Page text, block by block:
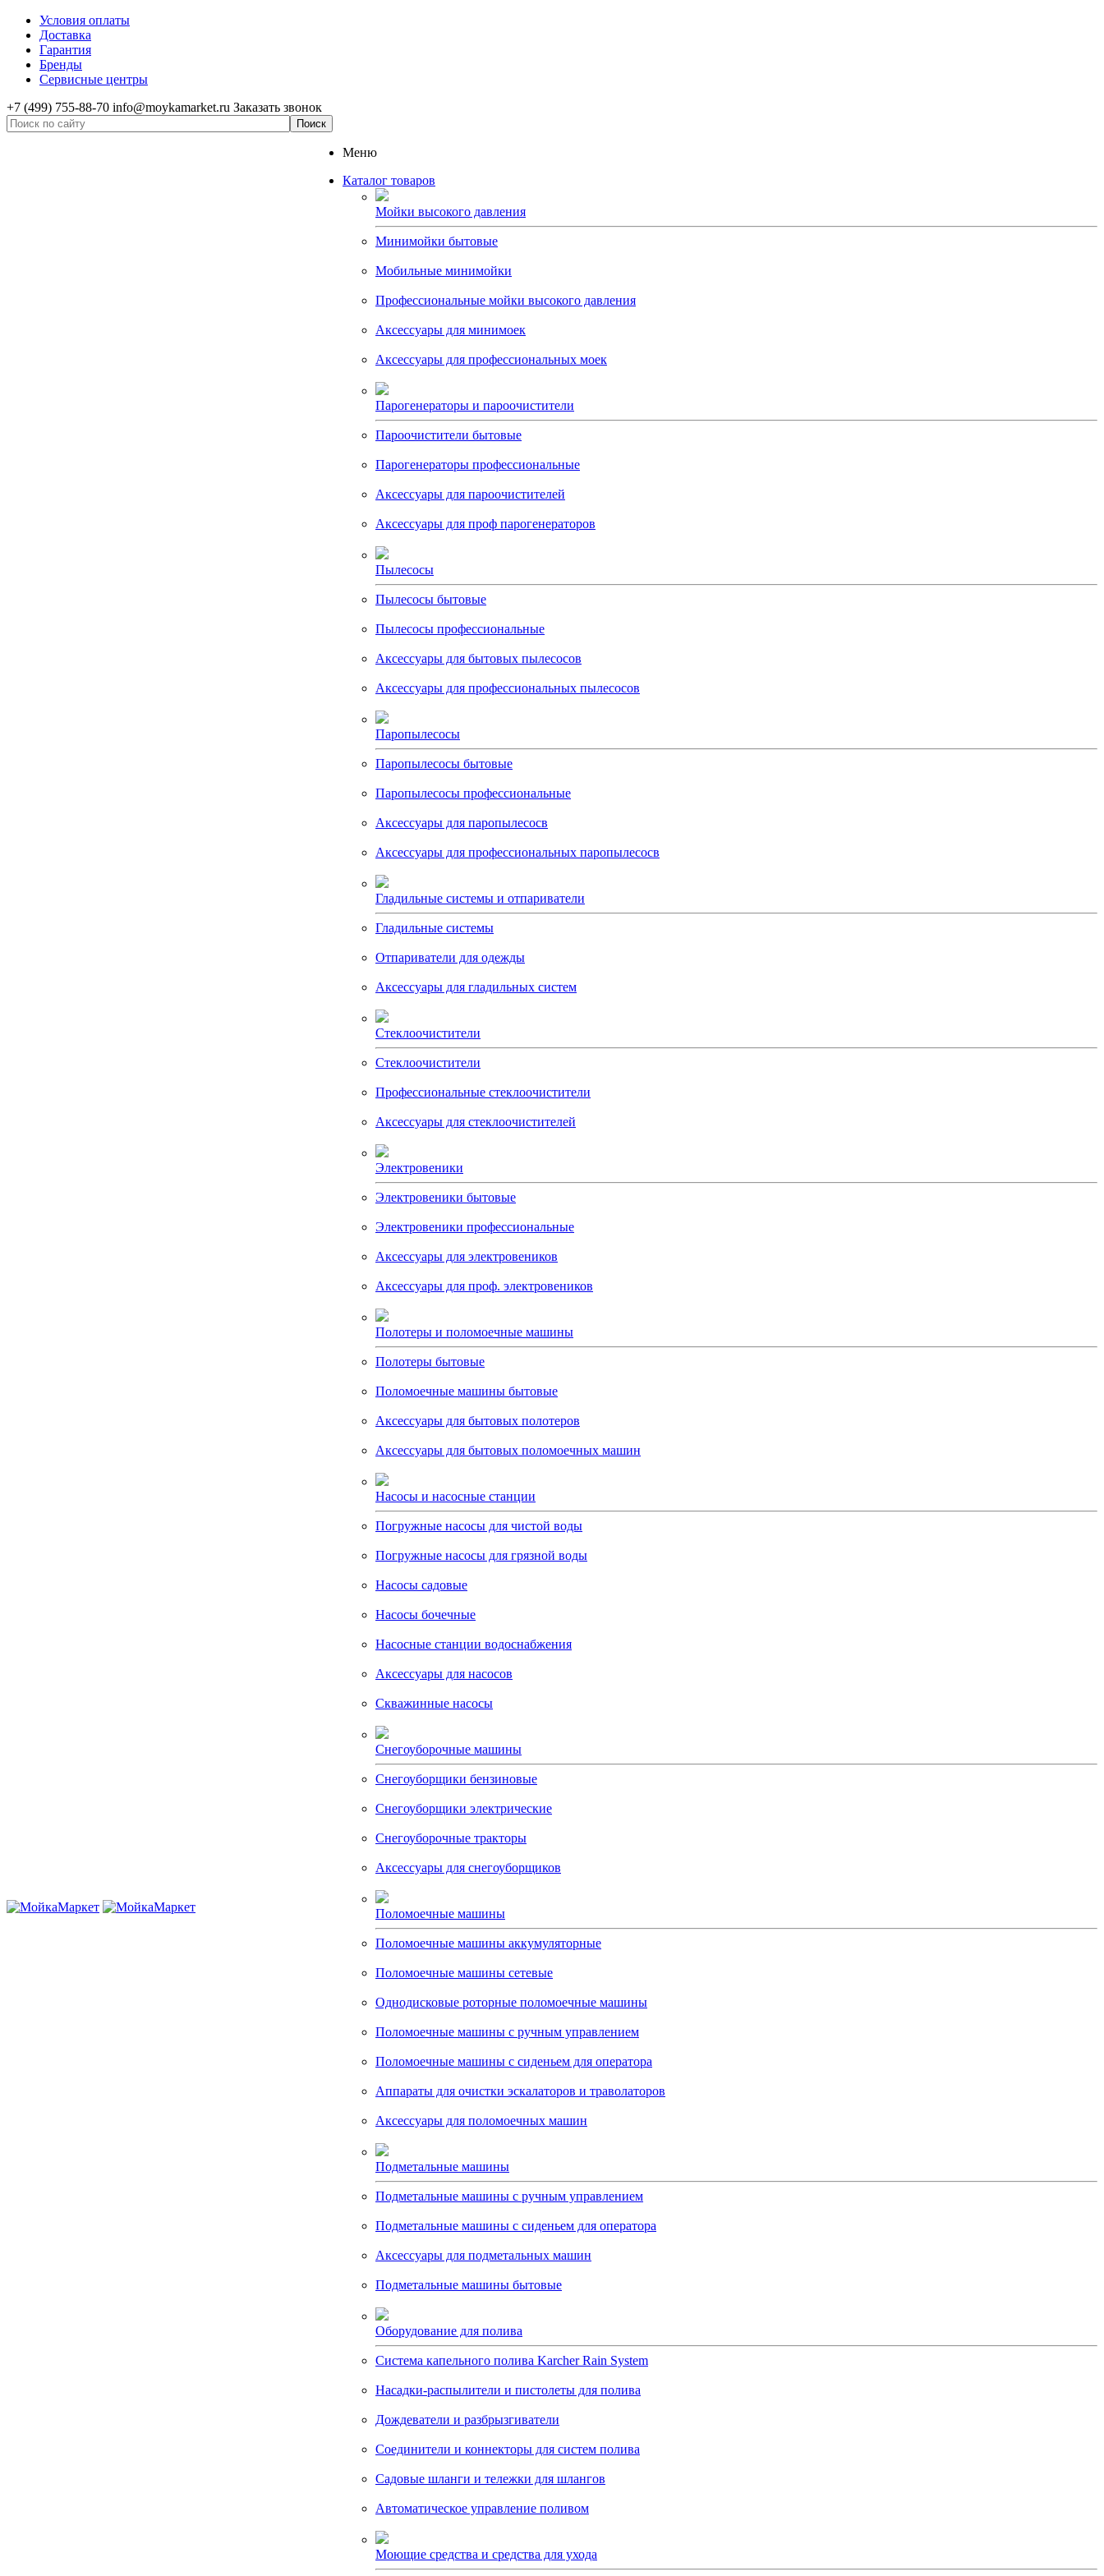
Условия оплаты
Доставка
Гарантия
Бренды
Сервисные центры
+7 (499) 755-88-70 info@moykamarket.ru Заказать звонок
Меню
Каталог товаров
Мойки высокого давления
Минимойки бытовые
Мобильные минимойки
Профессиональные мойки высокого давления
Аксессуары для минимоек
Аксессуары для профессиональных моек
Парогенераторы и пароочистители
Пароочистители бытовые
Парогенераторы профессиональные
Аксессуары для пароочистителей
Аксессуары для проф парогенераторов
Пылесосы
Пылесосы бытовые
Пылесосы профессиональные
Аксессуары для бытовых пылесосов
Аксессуары для профессиональных пылесосов
Паропылесосы
Паропылесосы бытовые
Паропылесосы профессиональные
Аксессуары для паропылесосв
Аксессуары для профессиональных паропылесосв
Гладильные системы и отпариватели
Гладильные системы
Отпариватели для одежды
Аксессуары для гладильных систем
Стеклоочистители
Стеклоочистители
Профессиональные стеклоочистители
Аксессуары для стеклоочистителей
Электровеники
Электровеники бытовые
Электровеники профессиональные
Аксессуары для электровеников
Аксессуары для проф. электровеников
Полотеры и поломоечные машины
Полотеры бытовые
Поломоечные машины бытовые
Аксессуары для бытовых полотеров
Аксессуары для бытовых поломоечных машин
Насосы и насосные станции
Погружные насосы для чистой воды
Погружные насосы для грязной воды
Насосы садовые
Насосы бочечные
Насосные станции водоснабжения
Аксессуары для насосов
Скважинные насосы
Снегоуборочные машины
Снегоуборщики бензиновые
Снегоуборщики электрические
Снегоуборочные тракторы
Аксессуары для снегоуборщиков
Поломоечные машины
Поломоечные машины аккумуляторные
Поломоечные машины сетевые
Однодисковые роторные поломоечные машины
Поломоечные машины с ручным управлением
Поломоечные машины с сиденьем для оператора
Аппараты для очистки эскалаторов и траволаторов
Аксессуары для поломоечных машин
Подметальные машины
Подметальные машины с ручным управлением
Подметальные машины с сиденьем для оператора
Аксессуары для подметальных машин
Подметальные машины бытовые
Оборудование для полива
Система капельного полива Karcher Rain System
Насадки-распылители и пистолеты для полива
Дождеватели и разбрызгиватели
Соединители и коннекторы для систем полива
Садовые шланги и тележки для шлангов
Автоматическое управление поливом
Моющие средства и средства для ухода